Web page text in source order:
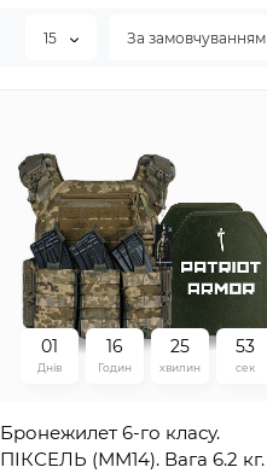
15 За замовчуванням
01
Днів
16
Годин
25
хвилин
52
сек
Бронежилет 6-го класу.
ПІКСЕЛЬ (ММ14). Вага 6.2 кг.